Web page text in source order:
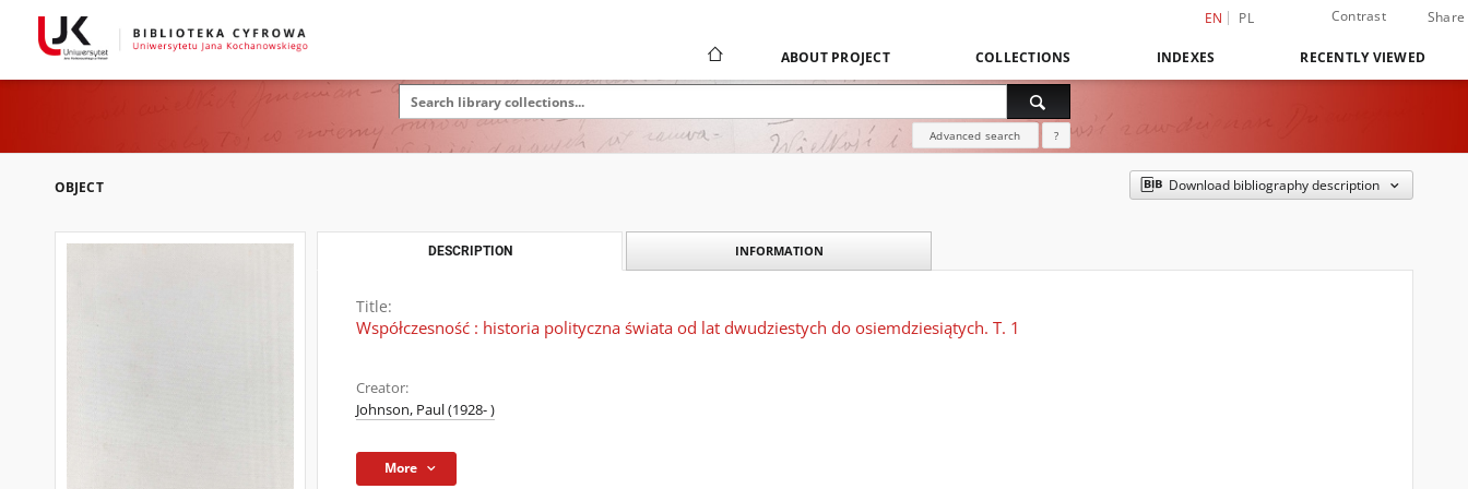
EN PL Contrast Share
ABOUT PROJECT COLLECTIONS INDEXES RECENTLY VIEWED
Advanced search ?
OBJECT Download bibliography description
DESCRIPTION INFORMATION
Title:
Współczesność : historia polityczna świata od lat dwudziestych do osiemdziesiątych. T. 1
Creator:
Johnson, Paul (1928- )
More